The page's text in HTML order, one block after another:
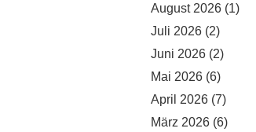
August 2026 (1)
Juli 2026 (2)
Juni 2026 (2)
Mai 2026 (6)
April 2026 (7)
März 2026 (6)